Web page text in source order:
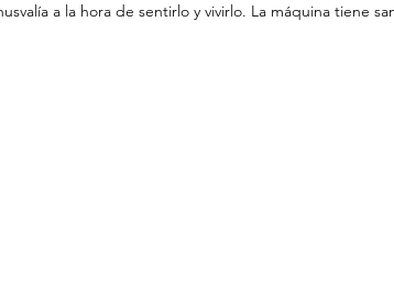
a la hora de sentirlo y vivirlo. La máquina tiene